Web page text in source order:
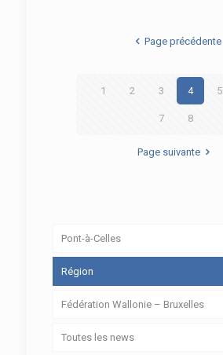
Page précédente
1 2 3 4 5
7 8
Page suivante
Pont-à-Celles
Région
Fédération Wallonie – Bruxelles
Toutes les news